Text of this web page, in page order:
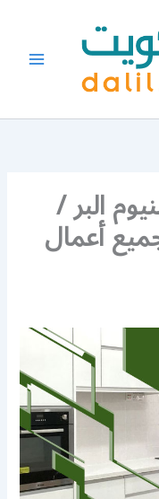
البر /
جميع أعمال